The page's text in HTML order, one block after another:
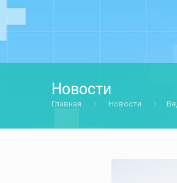
Новости
Главная Новости